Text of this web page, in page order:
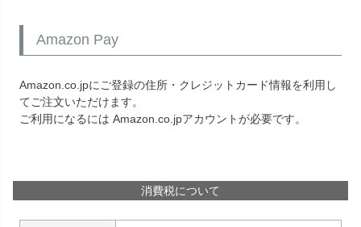
Amazon Pay
Amazon.co.jpにご登録の住所・クレジットカード情報を利用し
てご注文いただけます。
ご利用になるには Amazon.co.jpアカウントが必要です。
消費税について